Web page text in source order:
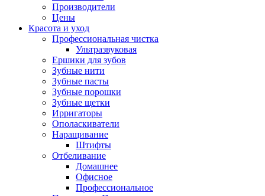
Производители
Цены
Красота и уход
Профессиональная чистка
Ультразвуковая
Ершики для зубов
Зубные нити
Зубные пасты
Зубные порошки
Зубные щетки
Ирригаторы
Ополаскиватели
Наращивание
Штифты
Отбеливание
Домашнее
Офисное
Профессиональное